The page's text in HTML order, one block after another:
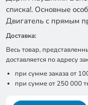
списка!. Основные
Двигатель с прямым
Доставка:
Весь товар,
доставляется по адресу
при сумме заказа от
при сумме от 250 000